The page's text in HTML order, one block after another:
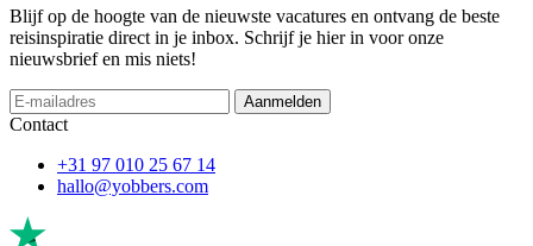
Blijf op de hoogte van de nieuwste vacatures en ontvang de beste
reisinspiratie direct in je inbox. Schrijf je hier in voor onze
nieuwsbrief en mis niets!
Aanmelden
Contact
+31 97 010 25 67 14
hallo@yobbers.com